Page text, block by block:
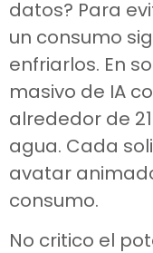
datos? Para
un consumo
enfriarlos. En
masivo de IA
alrededor de
agua. Cada
avatar
consumo.
No critico el